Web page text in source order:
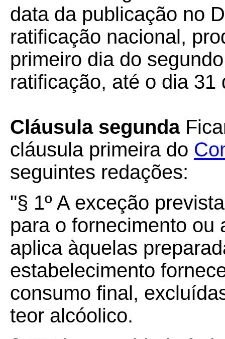
data da publicação no
ratificação nacional,
primeiro dia do
ratificação, até o dia
Cláusula segunda
cláusula primeira do
seguintes redações:
"§ 1º A exceção
para o fornecimento ou
aplica àquelas
estabelecimento
consumo final,
teor alcóolico.